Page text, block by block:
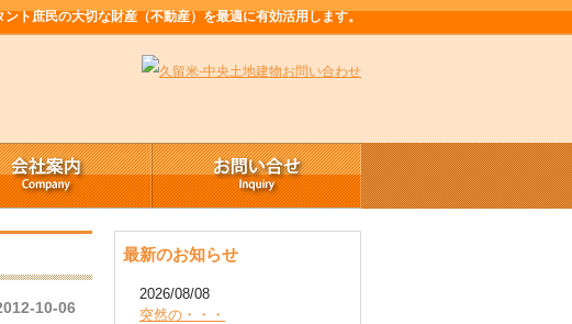
ト庶民の大切な財産（不動産）を最適に有効活用します。
10-06
最新のお知らせ
2026/08/08
突然の・・・